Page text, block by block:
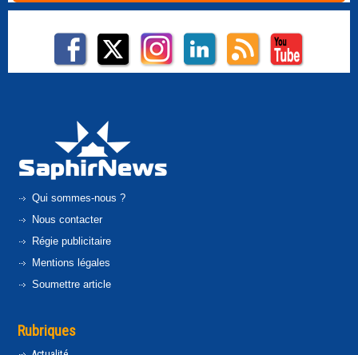
Qui sommes-nous ?
Nous contacter
Régie publicitaire
Mentions légales
Soumettre article
Rubriques